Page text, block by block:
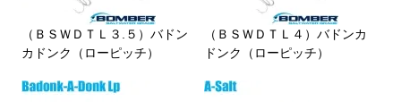
（ＢＳＷＤＴＬ３.５）バドン
カドンク（ローピッチ）
（ＢＳＷＤＴＬ４）バドンカ
ドンク（ローピッチ）